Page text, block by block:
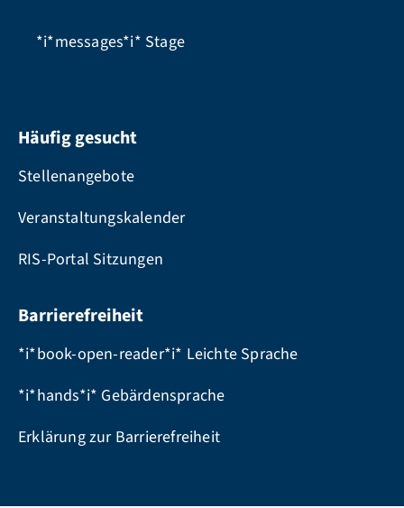
*i*messages*i* Stage
Häufig gesucht
Stellenangebote
Veranstaltungskalender
RIS-Portal Sitzungen
Barrierefreiheit
*i*book-open-reader*i* Leichte Sprache
*i*hands*i* Gebärdensprache
Erklärung zur Barrierefreiheit